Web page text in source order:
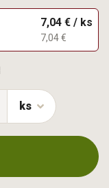
7,04 € / ks
7,04 €
ks